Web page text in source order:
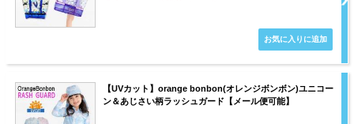
【UVカット】orange bonbon(オレンジボンボン)ユニコー
ン＆あじさい柄ラッシュガード【メール便可能】